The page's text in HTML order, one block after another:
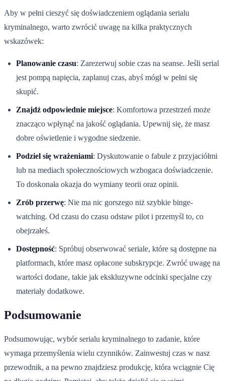
Aby w pełni cieszyć się doświadczeniem oglądania serialu
kryminalnego, warto zwrócić uwagę na kilka praktycznych
wskazówek:
Planowanie czasu: Zarezerwuj sobie czas na seanse. Jeśli serial
jest pompą napięcia, zaplanuj czas, abyś mógł w pełni się
skupić.
Znajdź odpowiednie miejsce: Komfortowa przestrzeń może
znacząco wpłynąć na jakość oglądania. Upewnij się, że masz
dobre oświetlenie i wygodne siedzenie.
Podziel się wrażeniami: Dyskutowanie o fabule z przyjaciółmi
lub na mediach społecznościowych wzbogaca doświadczenie.
To doskonała okazja do wymiany teorii oraz opinii.
Zrób przerwę: Nie ma nic gorszego niż szybkie binge-
watching. Od czasu do czasu odstaw pilot i przemyśl to, co
obejrzałeś.
Dostępność: Spróbuj obserwować seriale, które są dostępne na
platformach, które masz opłacone subskrypcje. Zwróć uwagę na
wartości dodane, takie jak ekskluzywne odcinki specjalne czy
materiały dodatkowe.
Podsumowanie
Podsumowując, wybór serialu kryminalnego to zadanie, które
wymaga przemyślenia wielu czynników. Zainwestuj czas w nasz
przewodnik, a na pewno znajdziesz produkcję, która wciągnie Cię